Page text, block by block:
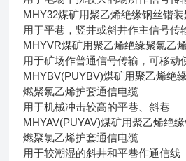
MHY32煤矿用聚乙烯绝缘钢丝锴
用于平巷，竖井或斜井作主信号传
MHYVR煤矿用聚乙烯绝缘聚氯乙
用于矿场作普通信号传输，可移动
MHYBV(PUYBV)煤矿用聚乙烯绝
燃聚氯乙烯护套通信电缆
用于机械冲击较高的平巷、斜巷
MHYAV(PUYAV)煤矿用聚乙烯绝
燃聚氯乙烯护套通信电缆
用于较潮湿的斜井和平巷作通信线